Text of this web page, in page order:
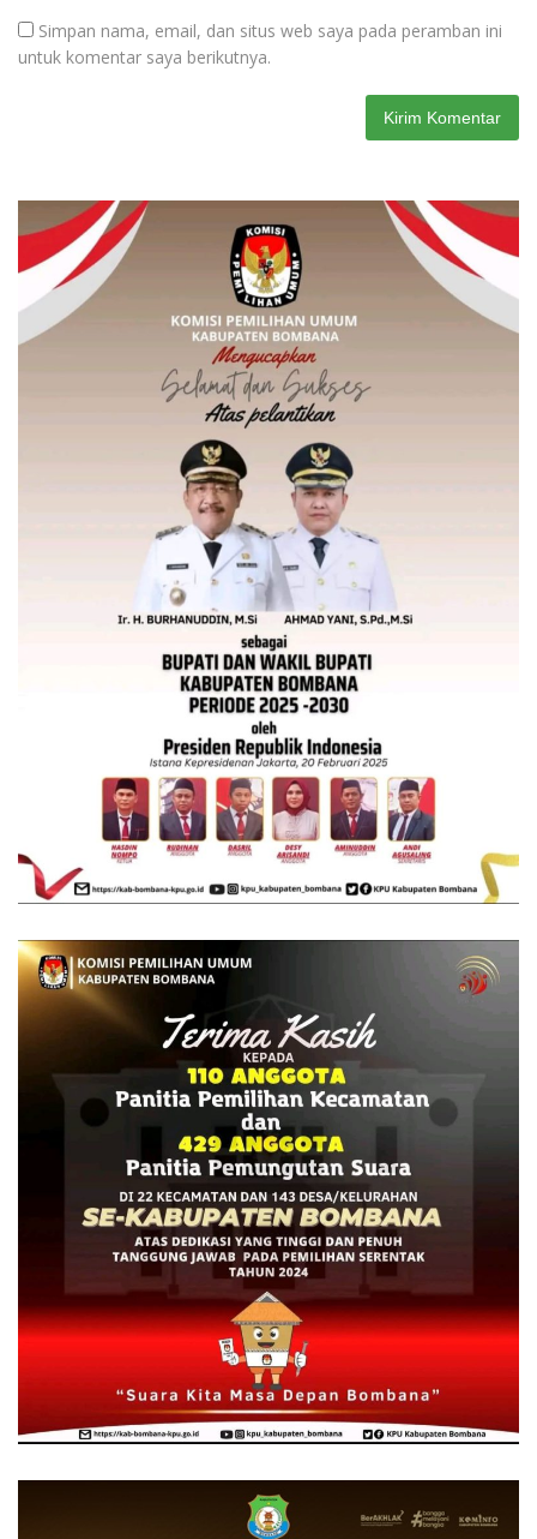
Simpan nama, email, dan situs web saya pada peramban ini
untuk komentar saya berikutnya.